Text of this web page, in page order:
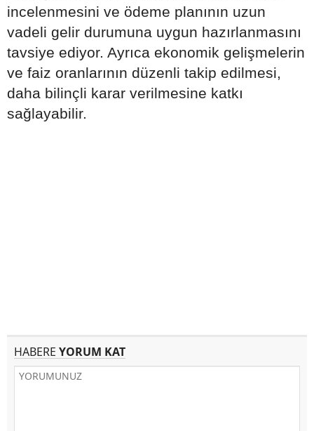
incelenmesini ve ödeme planının uzun
vadeli gelir durumuna uygun hazırlanmasını
tavsiye ediyor. Ayrıca ekonomik gelişmelerin
ve faiz oranlarının düzenli takip edilmesi,
daha bilinçli karar verilmesine katkı
sağlayabilir.
HABERE YORUM KAT